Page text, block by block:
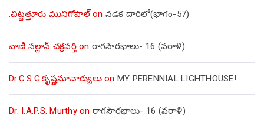
.చిట్టత్తూరు మునిగోపాల్on నడక దారిలో(భాగం-57)
వాణి నల్లాన్ చక్రవర్తిon రాగసౌరభాలు- 16 (వరాళి)
Dr.C.S.G.కృష్ణమాచార్యులుon MY PERENNIAL LIGHTHOUSE!
Dr. I.A.P.S. Murthyon రాగసౌరభాలు- 16 (వరాళి)